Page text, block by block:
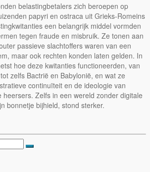
belastingbetalers zich beroepen op
papyri en ostraca uit Grieks-Romeins
een belangrijk middel vormden
tegen fraude en misbruik. Ze tonen aan
passieve slachtoffers waren van een
maar ook rechten konden laten gelden. In
hoe deze kwitanties functioneerden, van
zelfs Bactrië en Babylonië, en wat ze
continuïteit en de ideologie van
heersers. Zelfs in een wereld zonder digitale
bonnetje bijhield, stond sterker.